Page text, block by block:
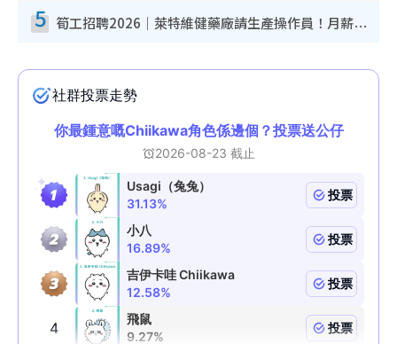
5 筍工招聘2026｜萊特維健藥廠請生產操作員！月薪高達$1.7萬 冷氣廠房/五天工作/保證雙糧